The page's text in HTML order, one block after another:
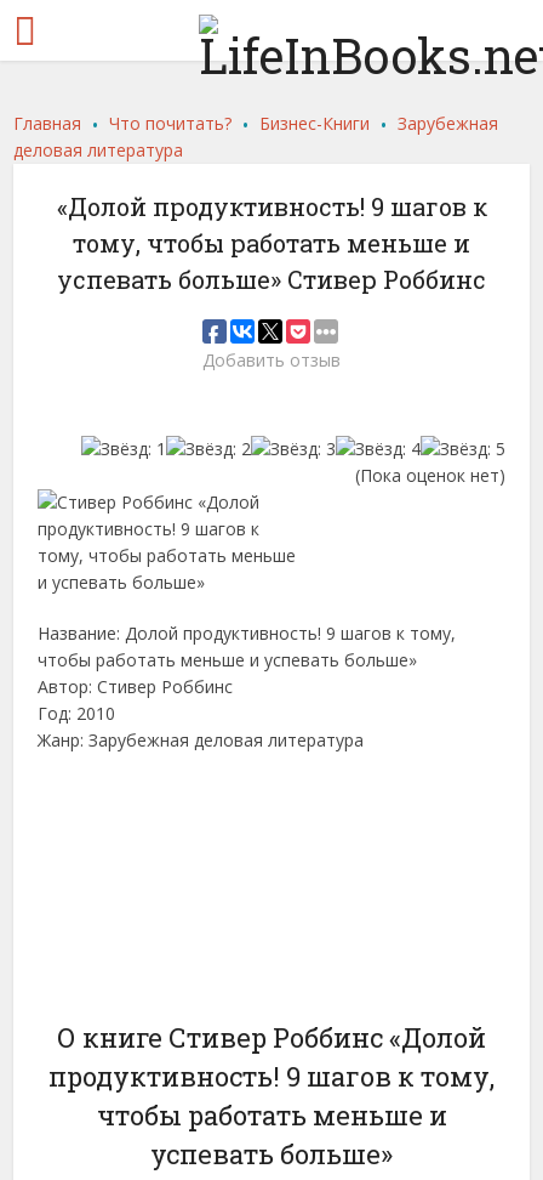
Главная .Что почитать? . Бизнес-Книги .Зарубежная
деловая литература
«Долой продуктивность! 9 шагов к
тому, чтобы работать меньше и
успевать больше» Стивер Роббинс
Добавить отзыв
(Пока оценок нет)
Название: Долой продуктивность! 9 шагов к тому,
чтобы работать меньше и успевать больше»
Автор: Стивер Роббинс
Год: 2010
Жанр: Зарубежная деловая литература
О книге Стивер Роббинс «Долой
продуктивность! 9 шагов к тому,
чтобы работать меньше и
успевать больше»